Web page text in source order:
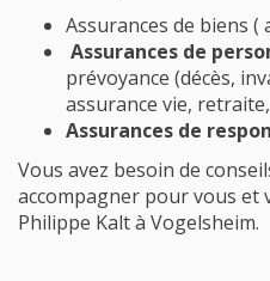
Assurances de biens
Assurances de
prévoyance (décès,
assurance vie,
Assurances de
Vous avez besoin de
accompagner pour vous et
Philippe Kalt à Vogelsheim.